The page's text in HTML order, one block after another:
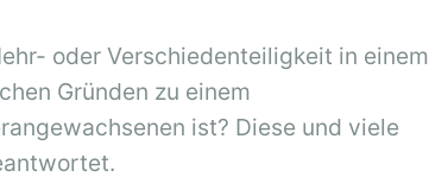
oder Verschiedenteiligkeit in einem
Gründen zu einem
ist? Diese und viele